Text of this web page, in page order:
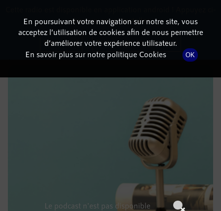
DÉTAILS DE L'ÉPISODE
1 juin 2022à 14h59, durée : Invalid date
En poursuivant votre navigation sur notre site, vous
acceptez l’utilisation de cookies afin de nous permettre
d’améliorer votre expérience utilisateur.
En savoir plus sur notre politique Cookies
OK
dessous pour l'installer.
Non merci Télécharger l'application
Le podcast n'est pas disponible